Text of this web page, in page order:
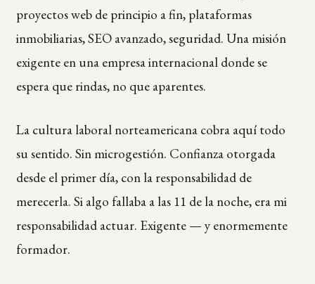
proyectos web de principio a fin, plataformas
inmobiliarias, SEO avanzado, seguridad. Una misión
exigente en una empresa internacional donde se
espera que rindas, no que aparentes.
La cultura laboral norteamericana cobra aquí todo
su sentido. Sin microgestión. Confianza otorgada
desde el primer día, con la responsabilidad de
merecerla. Si algo fallaba a las 11 de la noche, era mi
responsabilidad actuar. Exigente — y enormemente
formador.